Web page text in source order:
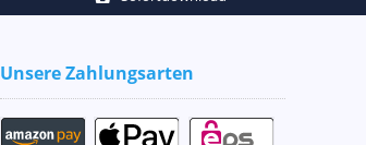
Unsere Zahlungsarten